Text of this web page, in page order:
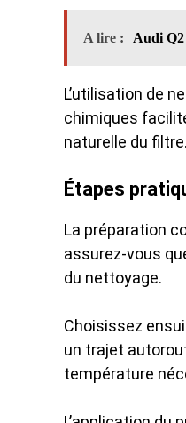
A lire : Audi Q2
L’utilisation de
chimiques
naturelle du filtre.
Étapes
La préparation
assurez-vous
du nettoyage.
Choisissez
un trajet
température